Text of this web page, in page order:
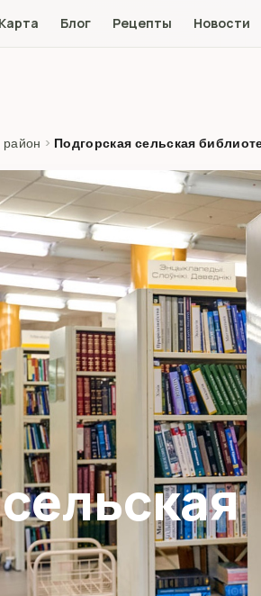
Карта Блог Рецепты Новости
район › Подгорская сельская